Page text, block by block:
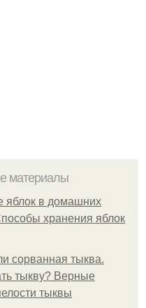
материалы
яблок в домашних
хранения яблок
сорванная тыква.
тыкву? Верные
тыквы